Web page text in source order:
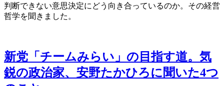
判断できない意思決定にどう向き合っているのか。その経営
哲学を聞きました。
新党「チームみらい」の目指す道。気
鋭の政治家、安野たかひろに聞いた4つ